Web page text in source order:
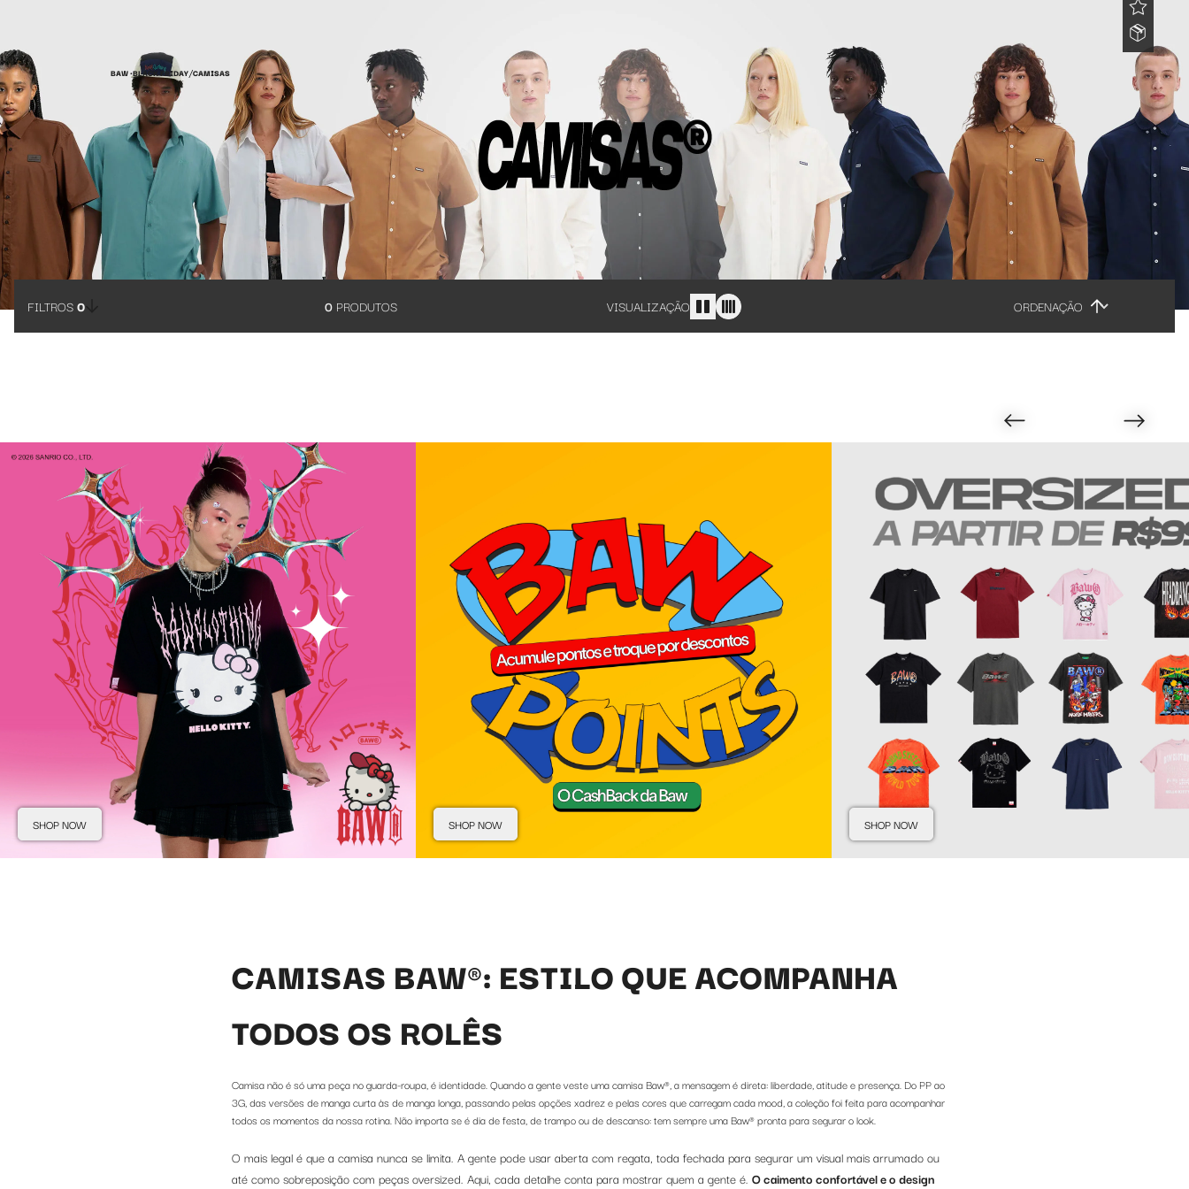
BAW •BLACK FRIDAY/CAMISAS
FILTROS0 0 PRODUTOS VISUALIZAÇÃO ORDENAÇÃO
SHOP NOW SHOP NOW SHOP NOW
CAMISAS BAW®: ESTILO QUE ACOMPANHA
TODOS OS ROLÊS
Camisa não é só uma peça no guarda-roupa, é identidade. Quando a gente veste uma camisa Baw®, a mensagem é direta: liberdade, atitude e presença. Do PP ao
3G, das versões de manga curta às de manga longa, passando pelas opções xadrez e pelas cores que carregam cada mood, a coleção foi feita para acompanhar
todos os momentos da nossa rotina. Não importa se é dia de festa, de trampo ou de descanso: tem sempre uma Baw® pronta para segurar o look.
O mais legal é que a camisa nunca se limita. A gente pode usar aberta com regata, toda fechada para segurar um visual mais arrumado ou
até como sobreposição com peças oversized. Aqui, cada detalhe conta para mostrar quem a gente é. O caimento confortável e o design